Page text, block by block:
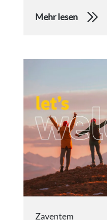
Mehr lesen
Zaventem